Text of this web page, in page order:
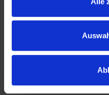
WeserBergland
0571 - 597 265 17
Fax:0571 - 870 490 05